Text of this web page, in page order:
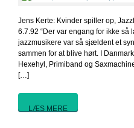
Jens Kerte: Kvinder spiller op,
6.7.92 “Der var engang for ikke
jazzmusikere var så sjældent et
sammen for at blive hørt. I
Hexehyl, Primiband og
[…]
LÆS MERE